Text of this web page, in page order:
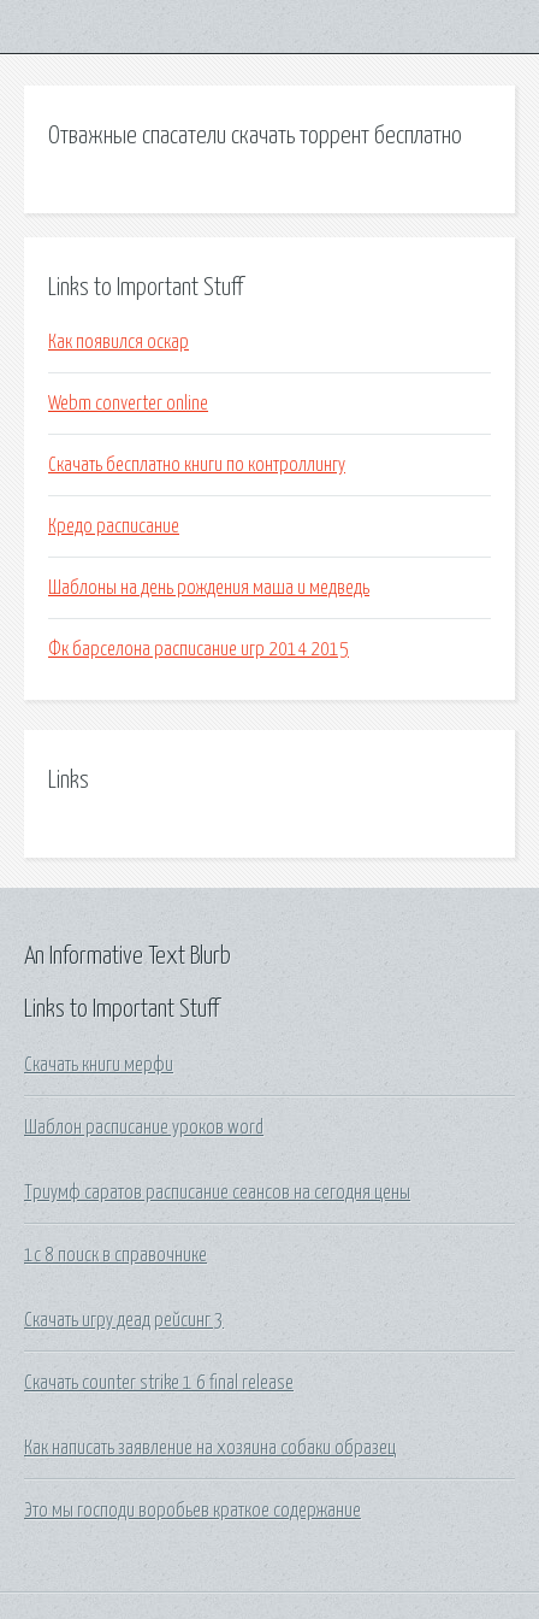
Отважные спасатели скачать торрент бесплатно
Links to Important Stuff
Как появился оскар
Webm converter online
Скачать бесплатно книги по контроллингу
Кредо расписание
Шаблоны на день рождения маша и медведь
Фк барселона расписание игр 2014 2015
Links
Links to Important Stuff
Скачать книги мерфи
Шаблон расписание уроков word
Триумф саратов расписание сеансов на сегодня цены
1с 8 поиск в справочнике
Скачать игру деад рейсинг 3
Скачать counter strike 1 6 final release
Как написать заявление на хозяина собаки образец
Это мы господи воробьев краткое содержание
An Informative Text Blurb